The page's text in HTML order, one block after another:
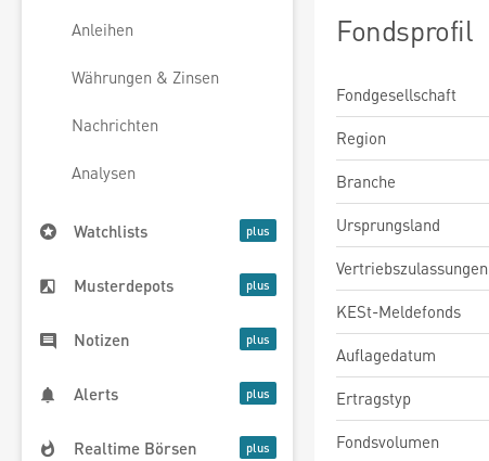
Anleihen
Währungen & Zinsen
Nachrichten
Analysen
Watchlists
Musterdepots
Notizen
Alerts
Realtime Börsen
Fondsprofil
Fondgesellschaft
Region
Branche
Ursprungsland
Vertriebszulassungen
KESt-Meldefonds
Auflagedatum
Ertragstyp
Fondsvolumen